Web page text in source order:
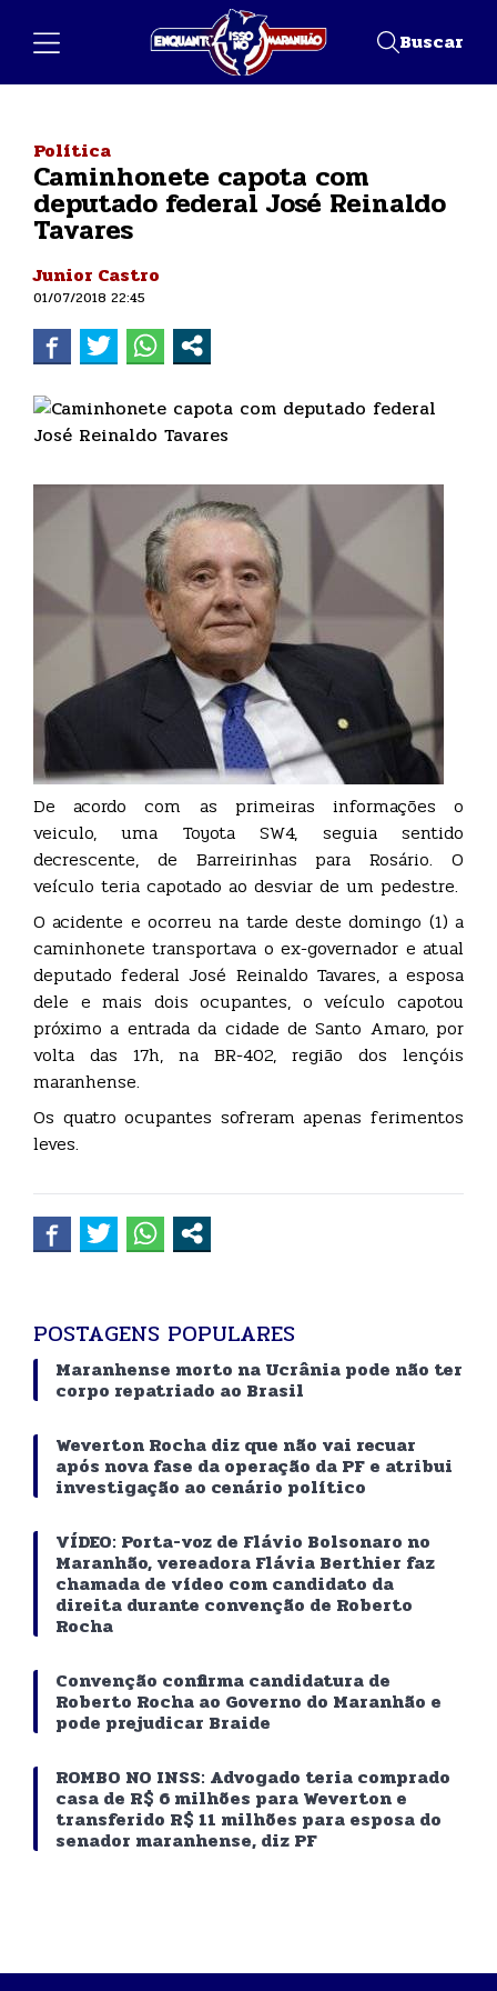
Buscar
Política
Caminhonete capota com
deputado federal José Reinaldo
Tavares
Junior Castro
01/07/2018 22:45
De acordo com as primeiras informações o
veiculo, uma Toyota SW4, seguia sentido
decrescente, de Barreirinhas para Rosário. O
veículo teria capotado ao desviar de um pedestre.
O acidente e ocorreu na tarde deste domingo (1) a
caminhonete transportava o ex-governador e atual
deputado federal José Reinaldo Tavares, a esposa
dele e mais dois ocupantes, o veículo capotou
próximo a entrada da cidade de Santo Amaro, por
volta das 17h, na BR-402, região dos lençóis
maranhense.
Os quatro ocupantes sofreram apenas ferimentos
leves.
POSTAGENS POPULARES
Maranhense morto na Ucrânia pode não ter
corpo repatriado ao Brasil
Weverton Rocha diz que não vai recuar
após nova fase da operação da PF e atribui
investigação ao cenário político
VÍDEO: Porta-voz de Flávio Bolsonaro no
Maranhão, vereadora Flávia Berthier faz
chamada de vídeo com candidato da
direita durante convenção de Roberto
Rocha
Convenção confirma candidatura de
Roberto Rocha ao Governo do Maranhão e
pode prejudicar Braide
ROMBO NO INSS: Advogado teria comprado
casa de R$ 6 milhões para Weverton e
transferido R$ 11 milhões para esposa do
senador maranhense, diz PF